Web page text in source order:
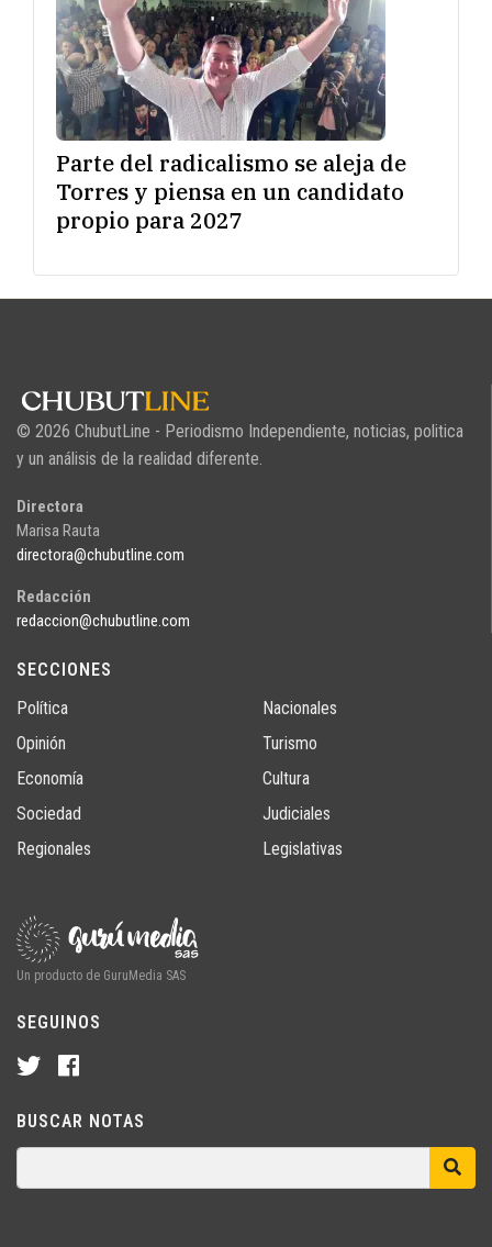
Parte del radicalismo se aleja de
Torres y piensa en un candidato
propio para 2027
© 2026 ChubutLine - Periodismo Independiente, noticias, politica
y un análisis de la realidad diferente.
Directora
Marisa Rauta
directora@chubutline.com
Redacción
redaccion@chubutline.com
SECCIONES
Política
Opinión
Economía
Sociedad
Regionales
Nacionales
Turismo
Cultura
Judiciales
Legislativas
Un producto de GuruMedia SAS
SEGUINOS
BUSCAR NOTAS